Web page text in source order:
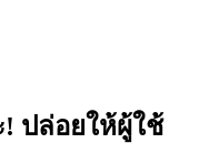
ปล่อยให้ผู้ใช้